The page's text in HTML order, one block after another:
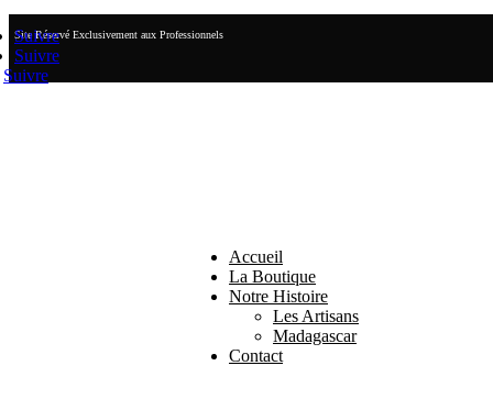
Site Réservé Exclusivement aux Professionnels
Suivre
Suivre
Suivre
Accueil
La Boutique
Notre Histoire
Les Artisans
Madagascar
Contact